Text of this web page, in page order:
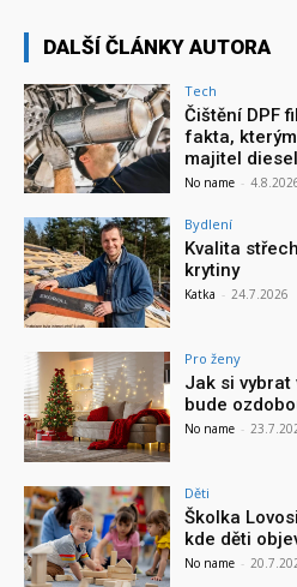
DALŠÍ ČLÁNKY AUTORA
Tech
Čištění DPF
fakta,
majitel
No name -
Bydlení
Kvalita
krytiny
Katka - 24.7.2026
Pro ženy
Jak si
bude
No name -
Děti
Školka
kde děti
No name -